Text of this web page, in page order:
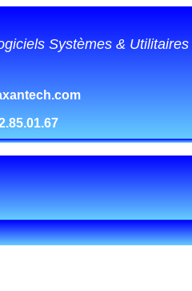
Systèmes & Utilitaires